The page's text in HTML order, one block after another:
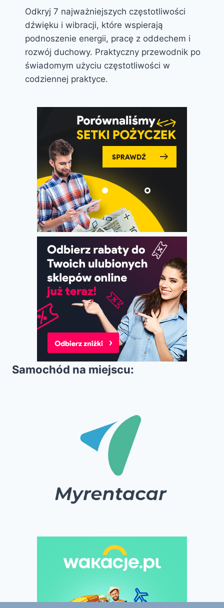
Odkryj 7 najważniejszych częstotliwości
dźwięku i wibracji, które wspierają
podnoszenie energii, pracę z oddechem i
rozwój duchowy. Praktyczny przewodnik po
świadomym użyciu częstotliwości w
codziennej praktyce.
Samochód na miejscu: